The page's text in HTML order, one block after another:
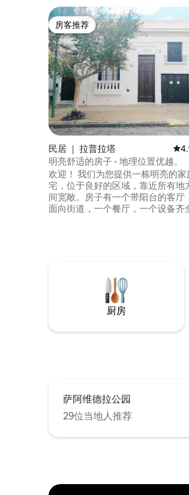
房客推荐
房客推荐
民居 ｜ 拉普拉塔 平
明亮舒适的房子 - 地理位置优越。
欢迎！ 我们为您提供一栋明亮的家庭住
宅，位于良好的区域，靠近所有地
间宽敞。房子有一个带阳台的客厅
面向街道，一个餐厅，一个设备齐
棚的庭院，还有一个Chulengo烧烤
厨房
萨阿维德拉公园
29位当地人推荐